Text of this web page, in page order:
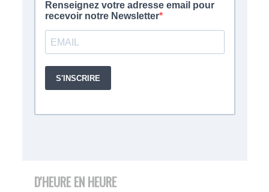
D'HEURE EN HEURE